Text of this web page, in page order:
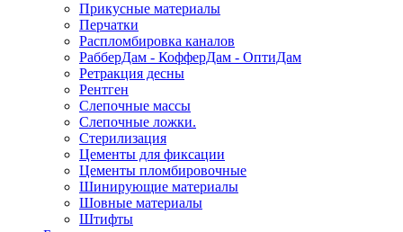
Прикусные материалы
Перчатки
Распломбировка каналов
РабберДам - КофферДам - ОптиДам
Ретракция десны
Рентген
Слепочные массы
Слепочные ложки.
Стерилизация
Цементы для фиксации
Цементы пломбировочные
Шинирующие материалы
Шовные материалы
Штифты